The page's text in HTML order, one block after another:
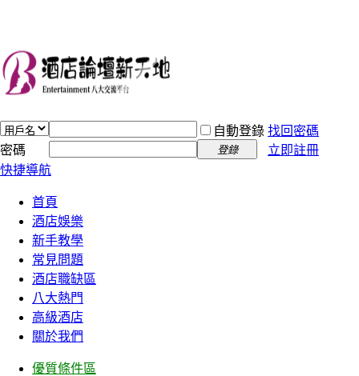
自動登錄 找回密碼
密碼
登錄
立即註冊
快捷導航
首頁
酒店娛樂
新手教學
常見問題
酒店職缺區
八大熱門
高級酒店
關於我們
優質條件區